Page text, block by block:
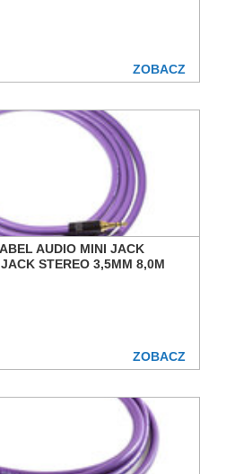
ZOBACZ
AUDIO MINI JACK
STEREO 3,5MM 8,0M
ZOBACZ